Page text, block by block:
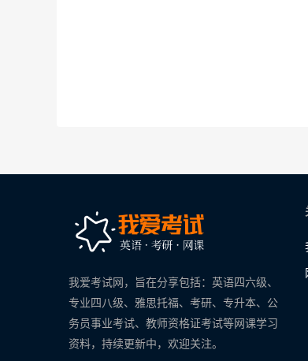
我爱考试网，旨在分享包括：英语四六级、
专业四八级、雅思托福、考研、专升本、公
务员事业考试、教师资格证考试等网课学习
资料，持续更新中，欢迎关注。